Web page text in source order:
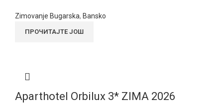
Zimovanje Bugarska, Bansko
ПРОЧИТАЈТЕ ЈОШ
Aparthotel Orbilux 3* ZIMA 2026